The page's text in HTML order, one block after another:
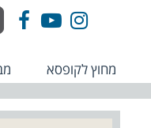
YouTube
Instagram
מחוץ לקופסא